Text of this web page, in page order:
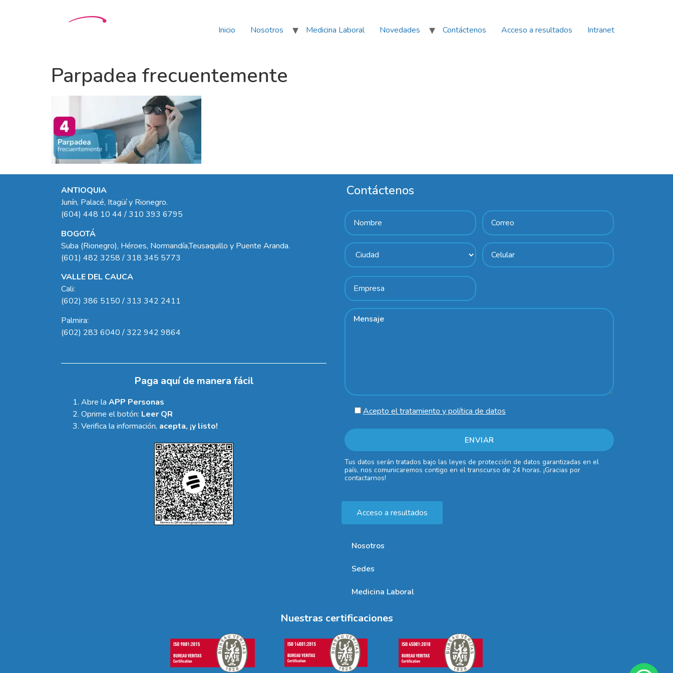
Inicio Nosotros Medicina Laboral Novedades Contáctenos Acceso a resultados Intranet
Parpadea frecuentemente
ANTIOQUIA
Junín, Palacé, Itagüí y Rionegro.
(604) 448 10 44 / 310 393 6795
BOGOTÁ
Suba (Rionegro), Héroes, Normandía,Teusaquillo y Puente Aranda.
(601) 482 3258 / 318 345 5773
VALLE DEL CAUCA
Cali:
(602) 386 5150 / 313 342 2411
Palmira:
(602) 283 6040 / 322 942 9864
Paga aquí de manera fácil
Abre la APP Personas
Oprime el botón: Leer QR
Verifica la información, acepta, ¡y listo!
Contáctenos
Acepto el tratamiento y política de datos
Tus datos serán tratados bajo las leyes de protección de datos garantizadas en el
país, nos comunicaremos contigo en el transcurso de 24 horas. ¡Gracias por
contactarnos!
Acceso a resultados
Nosotros
Sedes
Medicina Laboral
Nuestras certificaciones